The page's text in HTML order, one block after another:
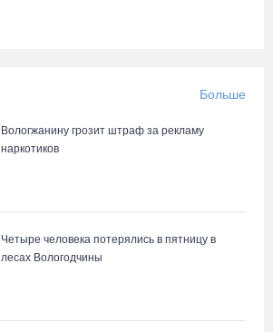
Больше
Вологжанину грозит штраф за рекламу
наркотиков
Четыре человека потерялись в пятницу в
лесах Вологодчины